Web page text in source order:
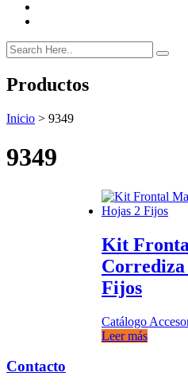
Productos
Inicio > 9349
9349
Kit
Corrediza
Fijos
Catálogo
Leer más
Contacto